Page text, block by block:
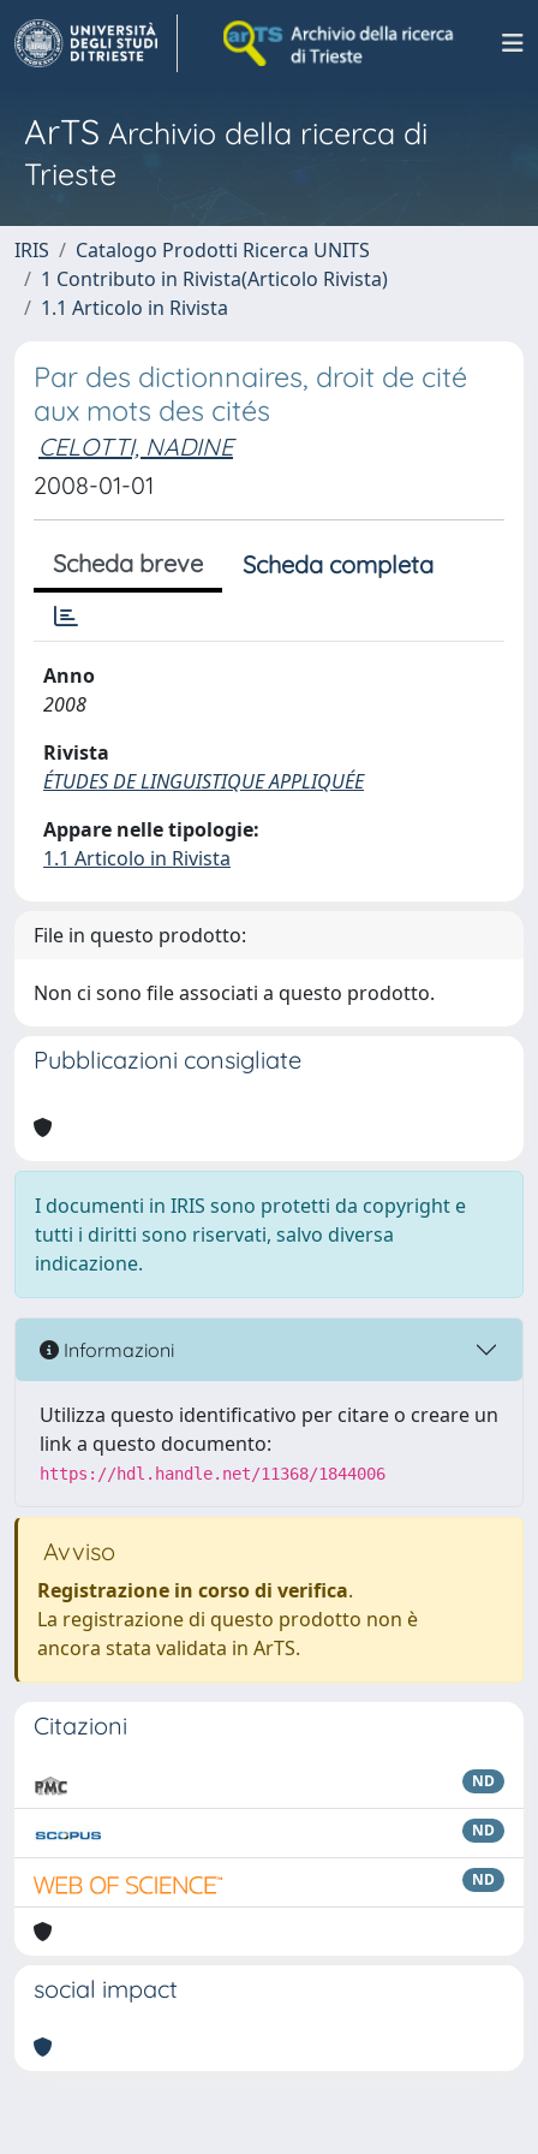
ArTS Archivio della ricerca di
Trieste
IRIS
Catalogo Prodotti Ricerca UNITS
1 Contributo in Rivista(Articolo Rivista)
1.1 Articolo in Rivista
Par des dictionnaires, droit de cité
aux mots des cités
CELOTTI, NADINE
2008-01-01
Scheda breve Scheda completa
Anno
2008
Rivista
ÉTUDES DE LINGUISTIQUE APPLIQUÉE
Appare nelle tipologie:
1.1 Articolo in Rivista
File in questo prodotto:
Non ci sono file associati a questo prodotto.
Pubblicazioni consigliate
I documenti in IRIS sono protetti da copyright e
tutti i diritti sono riservati, salvo diversa
indicazione.
Informazioni
Utilizza questo identificativo per citare o creare un
link a questo documento:
https://hdl.handle.net/11368/1844006
Avviso
Registrazione in corso di verifica.
La registrazione di questo prodotto non è
ancora stata validata in ArTS.
Citazioni
ND
ND
ND
social impact